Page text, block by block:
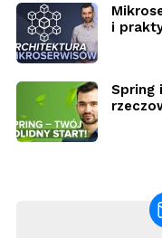
i
Spring